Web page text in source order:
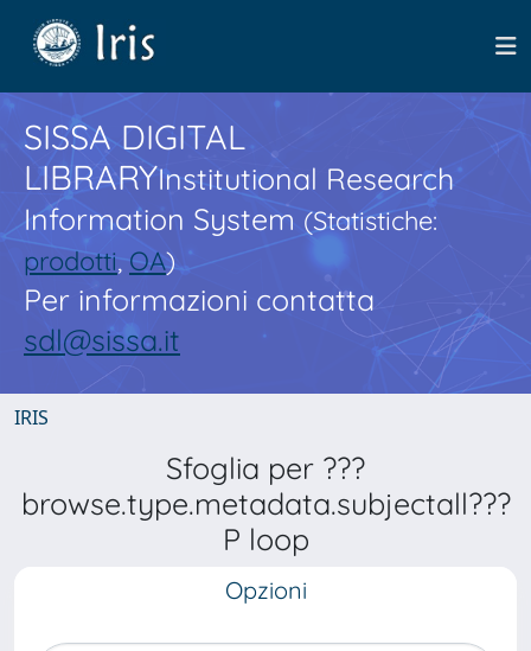
SISSA DIGITAL
LIBRARYInstitutional Research
Information System(Statistiche:
prodotti,OA)
Per informazioni contatta
sdl@sissa.it
IRIS
Sfoglia per ???
browse.type.metadata.subjectall???
P loop
Opzioni